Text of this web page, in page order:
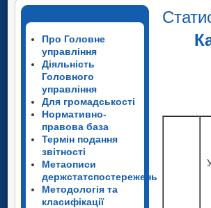
Про Головне
управління
Діяльність
Головного
управління
Для громадськості
Нормативно-
правова база
Термін подання
звітності
Метаописи
держстатспостережень
Методологія та
класифікації